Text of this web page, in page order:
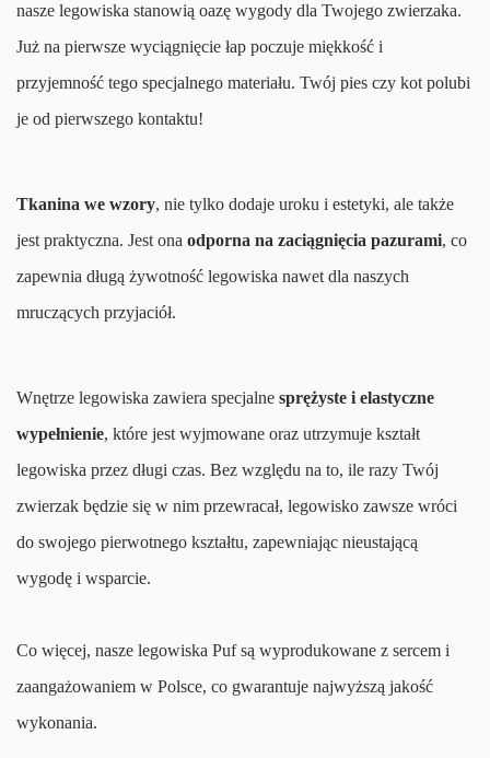
nasze legowiska stanowią oazę wygody dla Twojego zwierzaka.
Już na pierwsze wyciągnięcie łap poczuje miękkość i
przyjemność tego specjalnego materiału. Twój pies czy kot polubi
je od pierwszego kontaktu!
Tkanina we wzory, nie tylko dodaje uroku i estetyki, ale także
jest praktyczna. Jest ona odporna na zaciągnięcia pazurami, co
zapewnia długą żywotność legowiska nawet dla naszych
mruczących przyjaciół.
Wnętrze legowiska zawiera specjalne sprężyste i elastyczne
wypełnienie, które jest wyjmowane oraz utrzymuje kształt
legowiska przez długi czas. Bez względu na to, ile razy Twój
zwierzak będzie się w nim przewracał, legowisko zawsze wróci
do swojego pierwotnego kształtu, zapewniając nieustającą
wygodę i wsparcie.
Co więcej, nasze legowiska Puf są wyprodukowane z sercem i
zaangażowaniem w Polsce, co gwarantuje najwyższą jakość
wykonania.